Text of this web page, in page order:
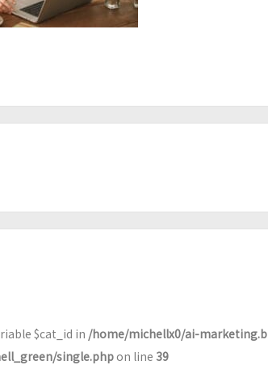
$cat_id in /home/michellx0/ai-
single.phpon line 39